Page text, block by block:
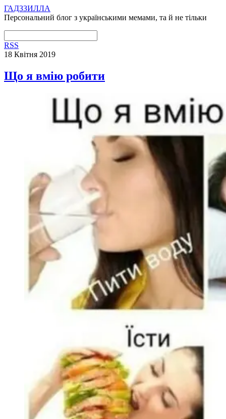
ГАДЗЗИЛЛА
Персональний блог з українськими мемами, та й не тільки
RSS
18 Квітня 2019
Що я вмію робити